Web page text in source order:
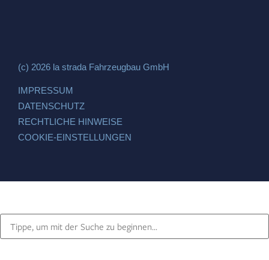
(c) 2026 la strada Fahrzeugbau GmbH
IMPRESSUM
DATENSCHUTZ
RECHTLICHE HINWEISE
COOKIE-EINSTELLUNGEN